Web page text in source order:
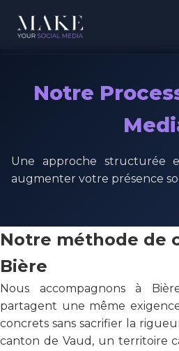
Notre
Une approche structurée
augmenter votre présence
Notre méthode de
Bière
Nous accompagnons à
partagent une même
concrets sans sacrifier la
canton de Vaud, un territoire